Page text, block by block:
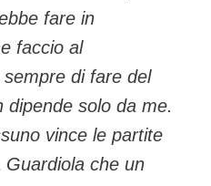
fare in
faccio al
di fare del
dipende solo da me.
vince le partite
che un